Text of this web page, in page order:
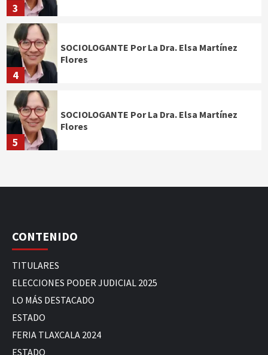
3
4
SOCIOLOGANTE Por La Dra. Elsa Martínez
Flores
5
SOCIOLOGANTE Por La Dra. Elsa Martínez
Flores
CONTENIDO
TITULARES
ELECCIONES PODER JUDICIAL 2025
LO MÁS DESTACADO
ESTADO
FERIA TLAXCALA 2024
ESTADO